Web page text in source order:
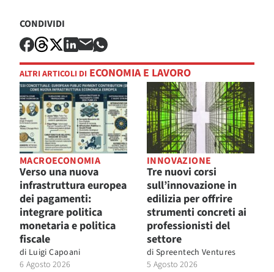
CONDIVIDI
ALTRI ARTICOLI DI ECONOMIA E LAVORO
MACROECONOMIA
Verso una nuova
infrastruttura europea
dei pagamenti:
integrare politica
monetaria e politica
fiscale
di Luigi Capoani
6 Agosto 2026
INNOVAZIONE
Tre nuovi corsi
sull’innovazione in
edilizia per offrire
strumenti concreti ai
professionisti del
settore
di Spreentech Ventures
5 Agosto 2026